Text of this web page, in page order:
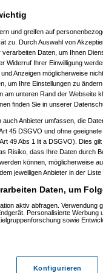
(monster23
am 23.12.2008, 09:01:20)
( ddrobescham
(q.e.d.am 23.12.2008,
(Games2Game am
ddrobesch am
bekommen..(q.e.d. am
(q.e.d.am
bekommen..(Games2Game
ihr bekommen..(q.e.d.am
hab ihr bekommen..(q.e.d.
( monster23am
(Diallam 23.12.2008,
(Madleram 23.12.2008,
(Games2Gameam
am 23.12.2008,
(Games2Gameam
am 23.12.2008,
(Mr Lam 23.12.2008,
(playazam
und greifen auf
zu. Durch Auswahl von
Daten, um Ihnen
Widerruf Ihrer Einwilligung
Anzeigen möglicherweise
um Ihre Einstellungen zu
am unteren Rand der Webseite
finden Sie in unserer
Anbieter umfassen, die
45 DSGVO und ohne
49 Abs 1 lit a DSGVO). Dies
Risiko, dass Ihre Daten durch
können, möglicherweise
jeweiligen Anbieter in der
Daten, um
aktiv abfragen. Verwendung
Personalisierte Werbung
sowie
Konfigurieren